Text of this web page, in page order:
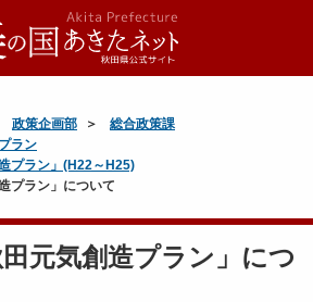
政策企画部
総合政策課
ラン
プラン」(H22～H25)
プラン」について
田元気創造プラン」につ